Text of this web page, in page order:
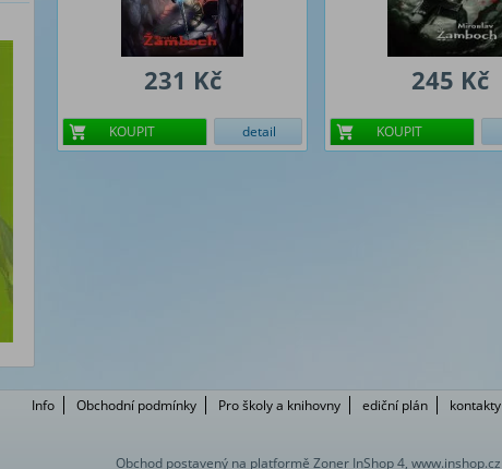
231 Kč
KOUPIT detail
245 Kč
KOUPIT
Info Obchodní podmínky Pro školy a knihovny ediční plán kontakty
Obchod postavený na platformě Zoner InShop 4, www.inshop.cz